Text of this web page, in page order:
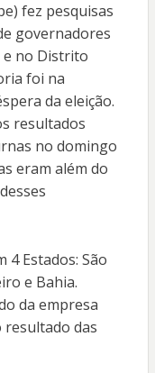
fez pesquisas
governadores
e no Distrito
foi na
da eleição.
resultados
no domingo
eram além do
4 Estados: São
e Bahia.
da empresa
das